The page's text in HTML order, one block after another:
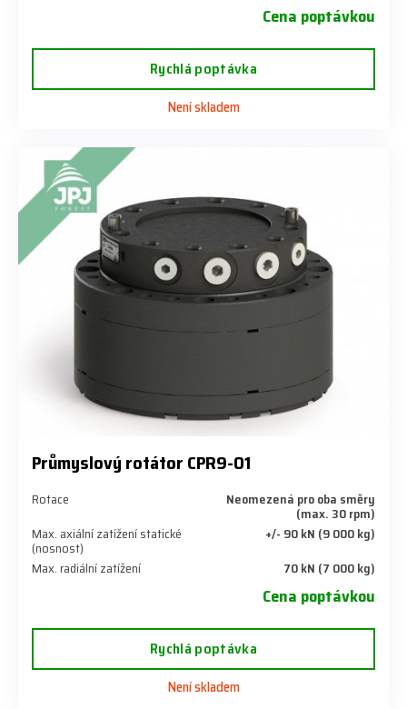
Cena poptávkou
Rychlá poptávka
Není skladem
Průmyslový rotátor CPR9-01
Rotace Neomezená pro oba směry
(max. 30 rpm)
Max. axiální zatížení statické
(nosnost)
+/- 90 kN (9 000 kg)
Max. radiální zatížení
70 kN (7 000 kg)
Cena poptávkou
Rychlá poptávka
Není skladem